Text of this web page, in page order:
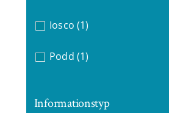
Iosco (1)
Podd (1)
Informationstyp